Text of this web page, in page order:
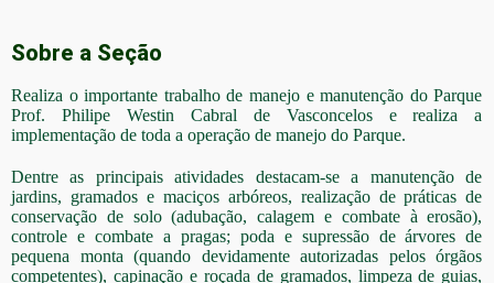
Sobre a Seção
Realiza o importante trabalho de manejo e manutenção do Parque
Prof. Philipe Westin Cabral de Vasconcelos e realiza a
implementação de toda a operação de manejo do Parque.
Dentre as principais atividades destacam-se a manutenção de
jardins, gramados e maciços arbóreos, realização de práticas de
conservação de solo (adubação, calagem e combate à erosão),
controle e combate a pragas; poda e supressão de árvores de
pequena monta (quando devidamente autorizadas pelos órgãos
competentes), capinação e roçada de gramados, limpeza de guias,